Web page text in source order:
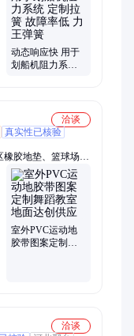
动态响应快 用于
划船机阻力系统
洽谈
真实性已核验
胶地垫、篮球场悬
运动地胶、足球场
场、塑胶跑道、警
身器材、儿童滑
室外PVC运动地
胶带图案定制舞
洽谈